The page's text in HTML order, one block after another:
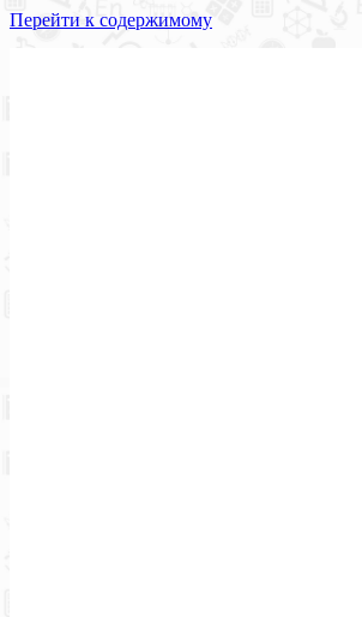
Перейти к содержимому